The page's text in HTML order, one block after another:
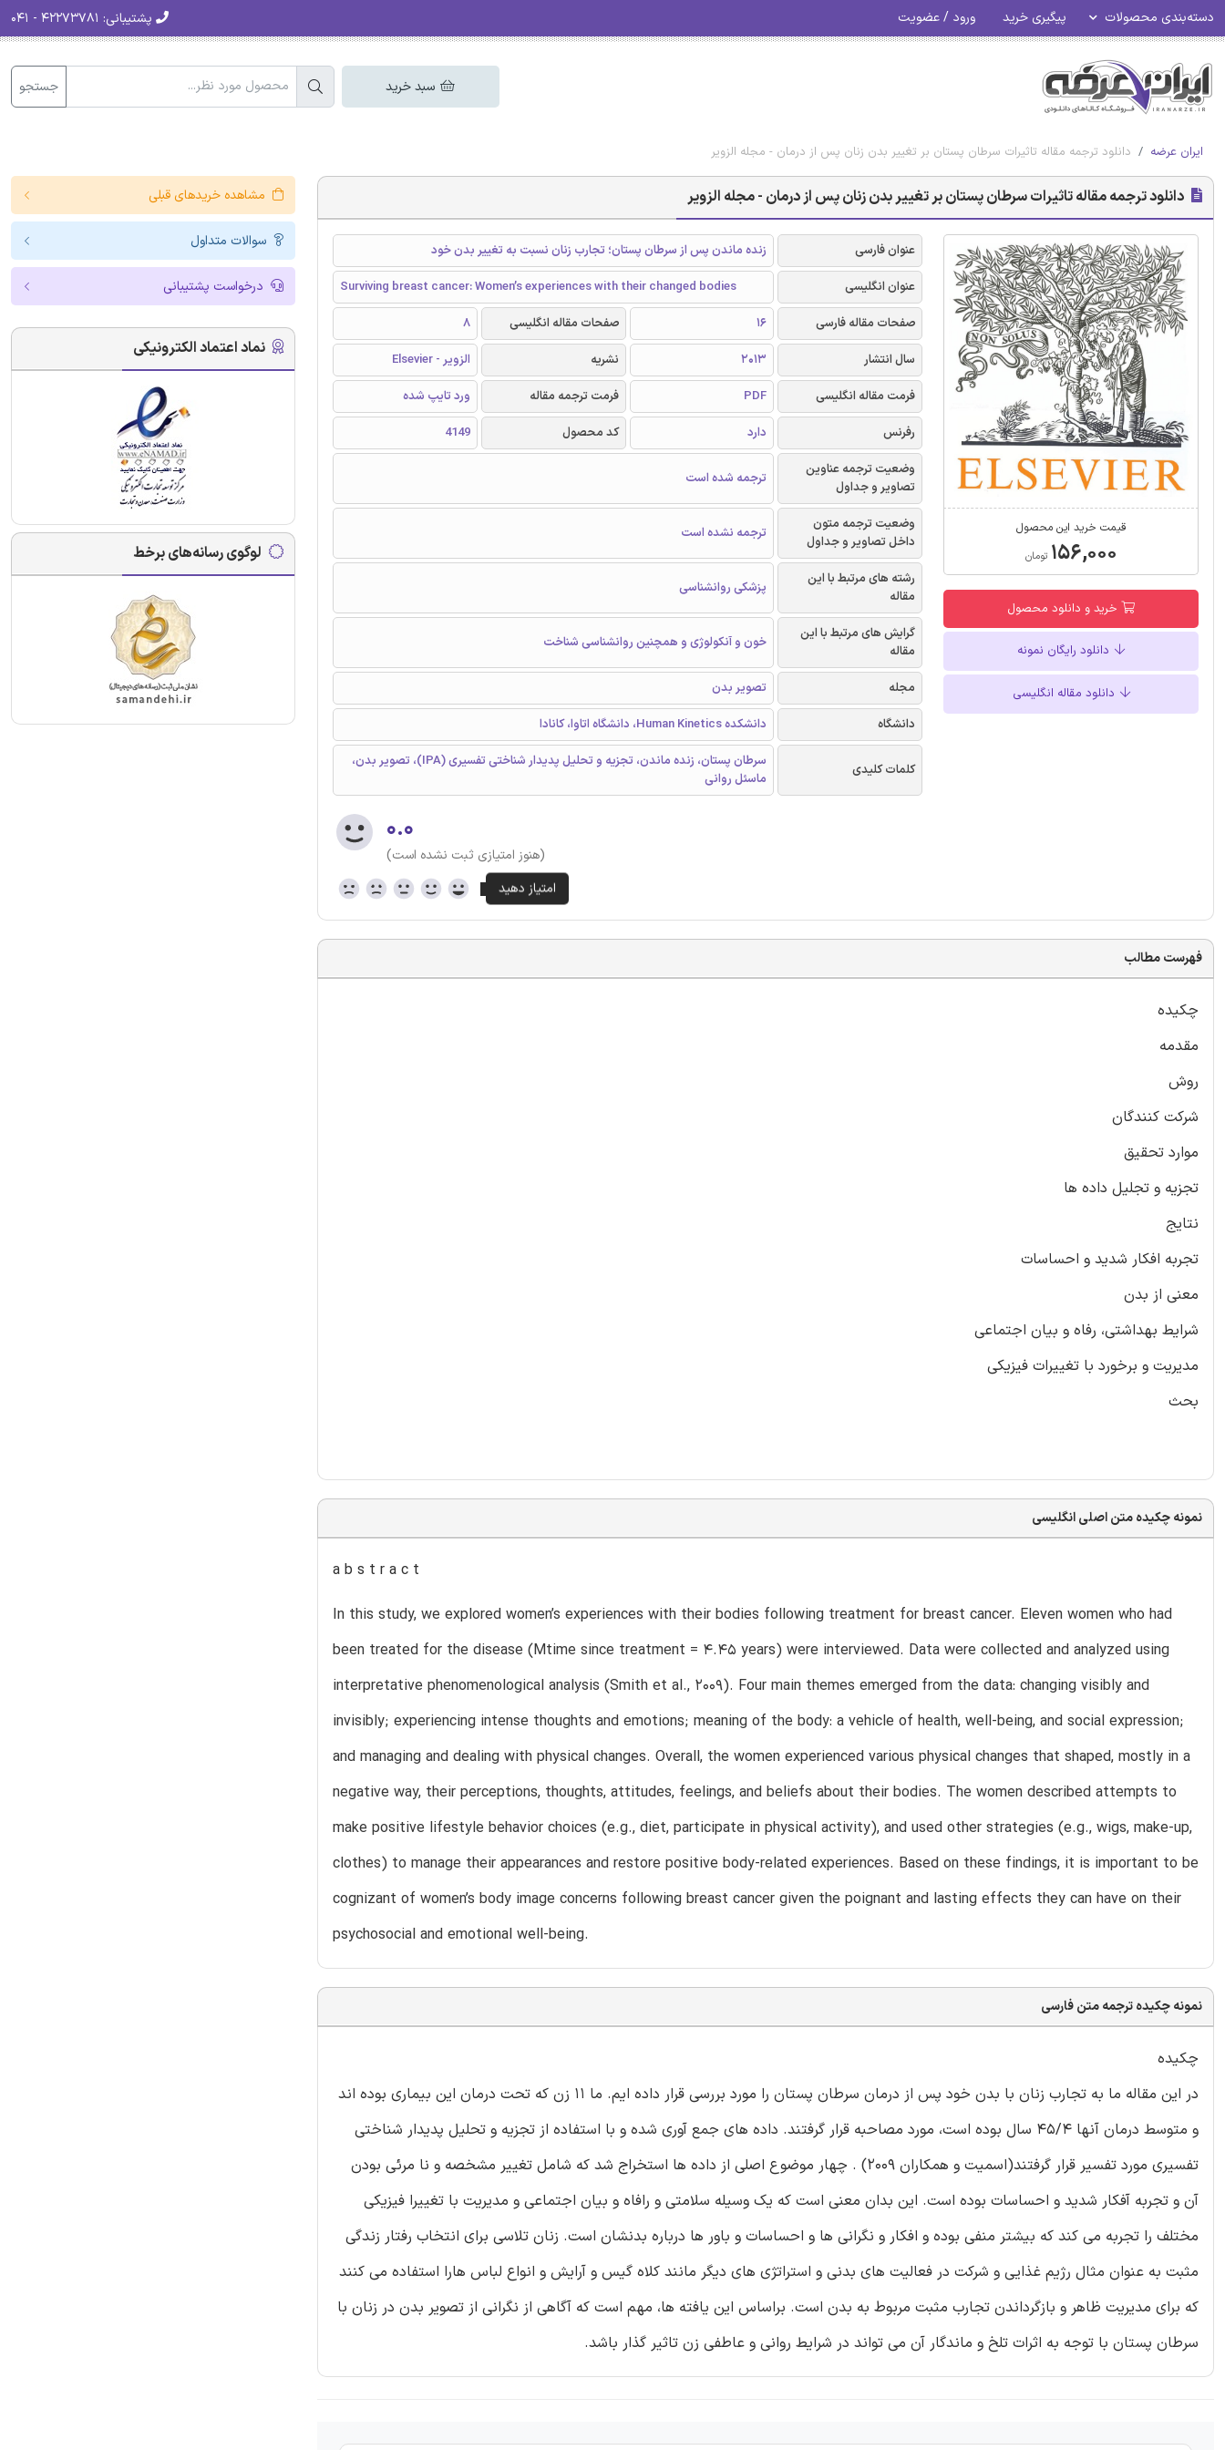
دسته‌بندی محصولات پیگیری خرید ورود / عضویت پشتیبانی:
سبد خرید جستجو
ایران عرضه دانلود ترجمه مقاله تاثیرات سرطان پستان بر تغییر بدن زنان پس از درمان - مجله الزویر
دانلود ترجمه مقاله تاثیرات سرطان پستان بر تغییر بدن زنان پس از درمان - مجله الزویر
قیمت خرید این محصول
۱۵۶,۰۰۰ تومان
خرید و دانلود محصول
دانلود رایگان نمونه
دانلود مقاله انگلیسی
عنوان فارسی
زنده ماندن پس از سرطان پستان؛ تجارب زنان نسبت به تغییر بدن خود
عنوان انگلیسی
Surviving breast cancer: Women’s experiences with their changed bodies
صفحات مقاله فارسی
16 صفحات مقاله انگلیسی
8
سال انتشار
2013 نشریه
الزویر - Elsevier
فرمت مقاله انگلیسی
PDF فرمت ترجمه مقاله
ورد تایپ شده
رفرنس
دارد کد محصول
4149
وضعیت ترجمه عناوین
تصاویر و جداول
ترجمه شده است
وضعیت ترجمه متون
داخل تصاویر و جداول
ترجمه نشده است
رشته های مرتبط با این
مقاله
پزشکی روانشناسی
گرایش های مرتبط با این
مقاله
خون و آنکولوژی و همچنین روانشناسی شناخت
مجله
تصویر بدن
دانشگاه
دانشکده Human Kinetics، دانشگاه اتاوا، کانادا
کلمات کلیدی
سرطان پستان، زنده ماندن، تجزیه و تحلیل پدیدار شناختی تفسیری (IPA)، تصویر بدن،
ماسئل روانی
۰.۰
(هنوز امتیازی ثبت نشده است)
فهرست مطالب
چکیده
مقدمه
روش
شرکت کنندگان
موارد تحقیق
تجزیه و تجلیل داده ها
نتایج
تجربه افکار شدید و احساسات
معنی از بدن
شرایط بهداشتی، رفاه و بیان اجتماعی
مدیریت و برخورد با تغییرات فیزیکی
بحث
نمونه چکیده متن اصلی انگلیسی
a b s t r a c t
In this study, we explored women’s experiences with their bodies following treatment for breast cancer. Eleven women who had
been treated for the disease (Mtime since treatment = 4.45 years) were interviewed. Data were collected and analyzed using
interpretative phenomenological analysis (Smith et al., 2009). Four main themes emerged from the data: changing visibly and
invisibly; experiencing intense thoughts and emotions; meaning of the body: a vehicle of health, well-being, and social expression;
and managing and dealing with physical changes. Overall, the women experienced various physical changes that shaped, mostly in a
negative way, their perceptions, thoughts, attitudes, feelings, and beliefs about their bodies. The women described attempts to
make positive lifestyle behavior choices (e.g., diet, participate in physical activity), and used other strategies (e.g., wigs, make-up,
clothes) to manage their appearances and restore positive body-related experiences. Based on these findings, it is important to be
cognizant of women’s body image concerns following breast cancer given the poignant and lasting effects they can have on their
psychosocial and emotional well-being.
نمونه چکیده ترجمه متن فارسی
چکیده
در این مقاله ما به تجارب زنان با بدن خود پس از درمان سرطان پستان را مورد بررسی قرار داده ایم. ما 11 زن که تحت درمان این بیماری بوده اند
و متوسط درمان آنها 45/4 سال بوده است، مورد مصاحبه قرار گرفتند. داده های جمع آوری شده و با استفاده از تجزیه و تحلیل پدیدار شناختی
تفسیری مورد تفسیر قرار گرفتند(اسمیت و همکاران 2009) . چهار موضوع اصلی از داده ها استخراج شد که شامل تغییر مشخصه و نا مرئی بودن
آن و تجربه آفکار شدید و احساسات بوده است. این بدان معنی است که یک وسیله سلامتی و رافاه و بیان اجتماعی و مدیریت با تغییرا فیزیکی
مختلف را تجربه می کند که بیشتر منفی بوده و افکار و نگرانی ها و احساسات و باور ها درباره بدنشان است. زنان تلاسی برای انتخاب رفتار زندگی
مثبت به عنوان مثال رژیم غذایی و شرکت در فعالیت های بدنی و استراتژی های دیگر مانند کلاه گیس و آرایش و انواع لباس هارا استفاده می کنند
که برای مدیریت ظاهر و بازگرداندن تجارب مثبت مربوط به بدن است. براساس این یافته ها، مهم است که آگاهی از نگرانی از تصویر بدن در زنان با
سرطان پستان با توجه به اثرات تلخ و ماندگار آن می تواند در شرایط روانی و عاطفی زن تاثیر گذار باشد.
مشاهده خریدهای قبلی
سوالات متداول
درخواست پشتیبانی
نماد اعتماد الکترونیکی
لوگوی رسانه‌های برخط